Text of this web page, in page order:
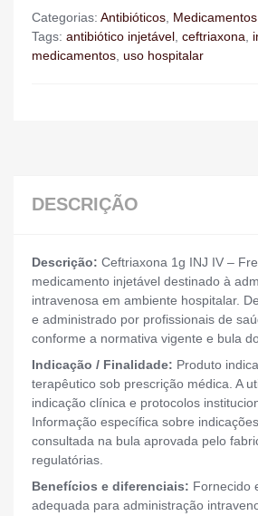
Categorias: Antibióticos, Medicamentos
Tags: antibiótico injetável, ceftriaxona,
medicamentos, uso hospitalar
DESCRIÇÃO
Descrição: Ceftriaxona 1g INJ IV –
medicamento injetável destinado à
intravenosa em ambiente hospitalar.
e administrado por profissionais de
conforme a normativa vigente e bula
Indicação / Finalidade: Produto
terapêutico sob prescrição médica. A
indicação clínica e protocolos
Informação específica sobre
consultada na bula aprovada pelo
regulatórias.
Benefícios e diferenciais: Fornecido
adequada para administração